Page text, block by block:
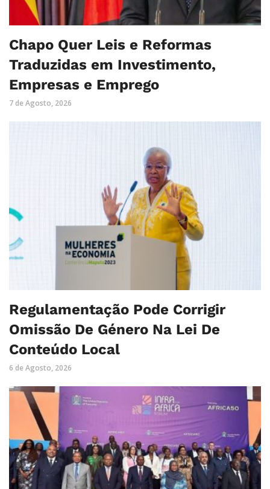
Chapo Quer Leis e Reformas
Traduzidas em Investimento,
Empresas e Emprego
7 de Agosto, 2026
Regulamentação Pode Corrigir
Omissão De Género Na Lei De
Conteúdo Local
6 de Agosto, 2026